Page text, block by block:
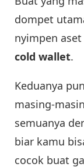
dompet
nyimpen
cold wallet.
Keduanya
masing-
semuanya
biar kamu
cocok buat